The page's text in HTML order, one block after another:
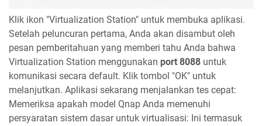
Klik ikon "Virtualization Station" untuk membuka aplikasi.
Setelah peluncuran pertama, Anda akan disambut oleh
pesan pemberitahuan yang memberi tahu Anda bahwa
Virtualization Station menggunakan port 8088 untuk
komunikasi secara default. Klik tombol "OK" untuk
melanjutkan. Aplikasi sekarang menjalankan tes cepat:
Memeriksa apakah model Qnap Anda memenuhi
persyaratan sistem dasar untuk virtualisasi: Ini termasuk